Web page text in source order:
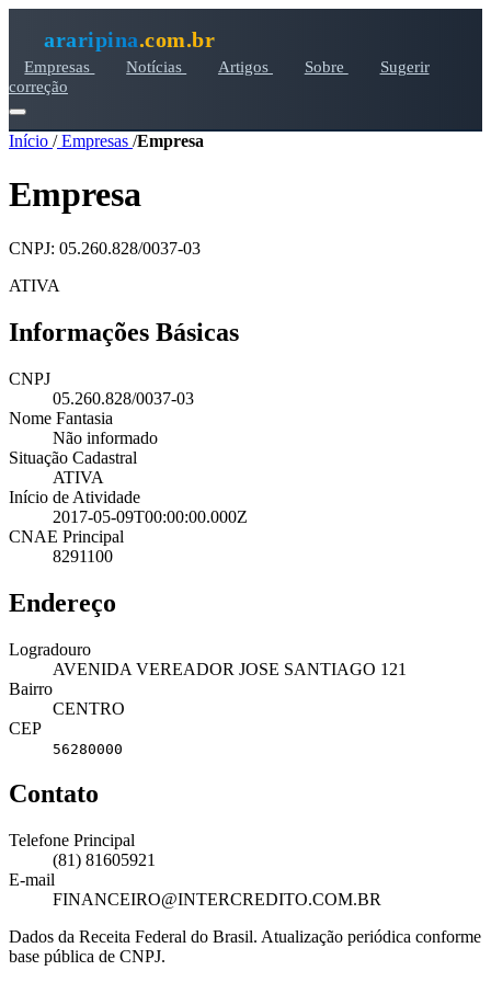
araripina.com.br
Empresas Notícias Artigos Sobre
Sugerir
correção
Início /Empresas /Empresa
Empresa
CNPJ: 05.260.828/0037-03
ATIVA
Informações Básicas
CNPJ
05.260.828/0037-03
Nome Fantasia
Não informado
Situação Cadastral
ATIVA
Início de Atividade
2017-05-09T00:00:00.000Z
CNAE Principal
8291100
Endereço
Logradouro
AVENIDA VEREADOR JOSE SANTIAGO 121
Bairro
CENTRO
CEP
56280000
Contato
Telefone Principal
(81) 81605921
E-mail
FINANCEIRO@INTERCREDITO.COM.BR
Dados da Receita Federal do Brasil. Atualização periódica conforme
base pública de CNPJ.